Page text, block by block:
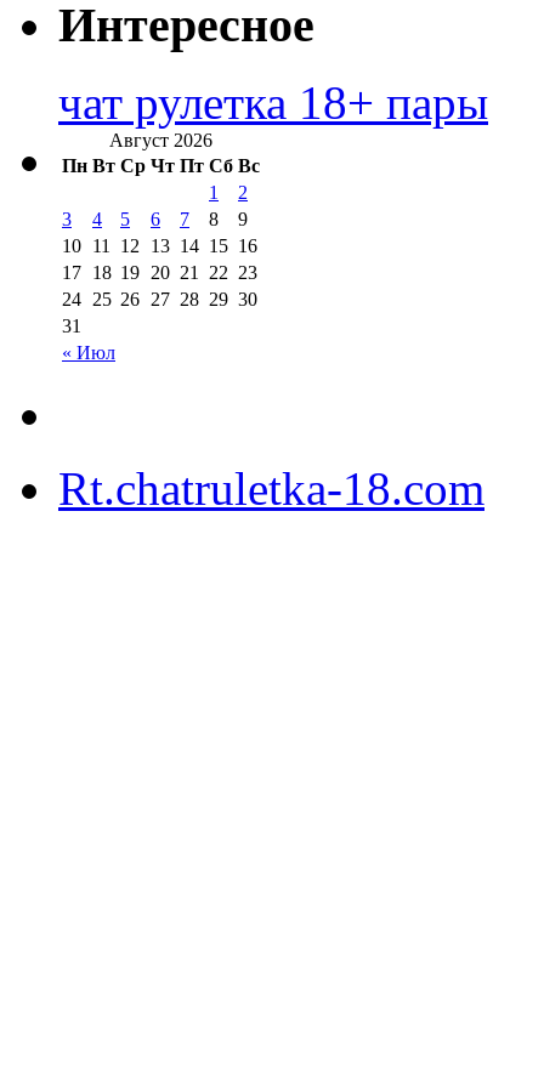
Интересное
чат рулетка 18+ пары
Август 2026
Пн Вт Ср Чт Пт Сб Вс
« Июл
1
2
3
4 5 6 7 8
9
10 11 12 13 14 15 16
17 18 19 20 21 22 23
24 25 26 27 28 29 30
31
Rt.chatruletka-18.com